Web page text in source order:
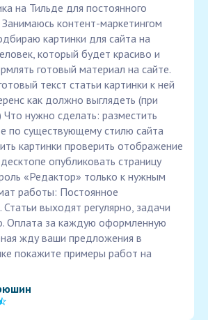
на Тильде для постоянного
контент-маркетингом
картинки для сайта на
который будет красиво и
готовый материал на сайте.
текст статьи картинки к ней
как должно выглядеть (при
нужно сделать: разместить
по существующему стилю сайта
картинки проверить отображение
опубликовать страницу
«Редактор» только к нужным
работы: Постоянное
Статьи выходят регулярно, задачи
Оплата за каждую оформленную
жду ваши предложения в
покажите примеры работ на